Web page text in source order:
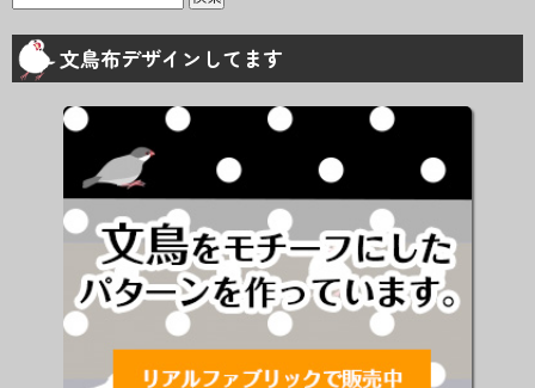
文鳥布デザインしてます